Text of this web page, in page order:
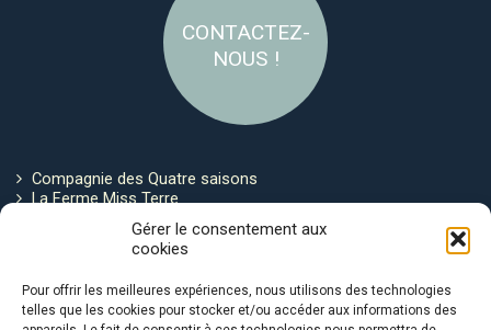
Gérer le consentement aux
cookies
Pour offrir les meilleures expériences, nous utilisons des technologies
telles que les cookies pour stocker et/ou accéder aux informations des
CONTACTEZ-
NOUS !
Compagnie des Quatre saisons
La Ferme Miss Terre
Politique de cookies